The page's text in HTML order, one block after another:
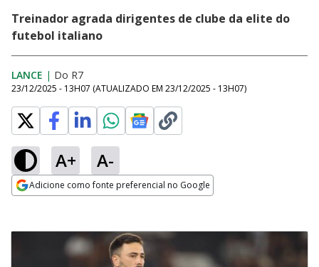
Treinador agrada dirigentes de clube da elite do
futebol italiano
LANCE | Do R7
23/12/2025 - 13H07 (ATUALIZADO EM 23/12/2025 - 13H07)
A+ A-
Adicione como fonte preferencial no Google